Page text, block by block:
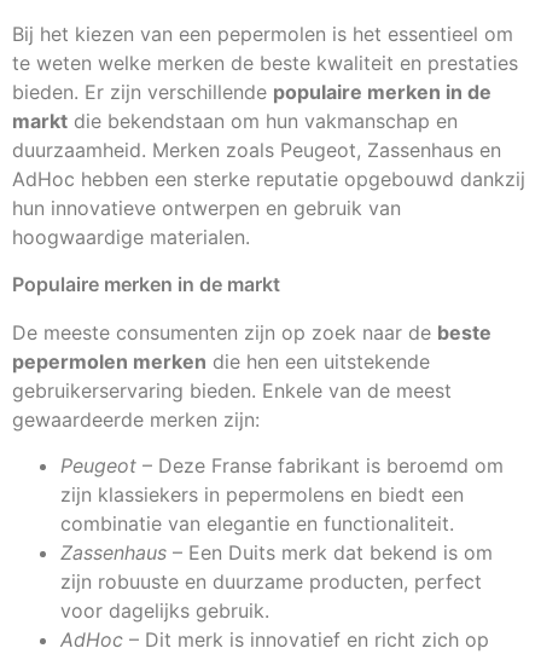
Bij het kiezen van een pepermolen is het essentieel om
te weten welke merken de beste kwaliteit en prestaties
bieden. Er zijn verschillende populaire merken in de
markt die bekendstaan om hun vakmanschap en
duurzaamheid. Merken zoals Peugeot, Zassenhaus en
AdHoc hebben een sterke reputatie opgebouwd dankzij
hun innovatieve ontwerpen en gebruik van
hoogwaardige materialen.
Populaire merken in de markt
De meeste consumenten zijn op zoek naar de beste
pepermolen merken die hen een uitstekende
gebruikerservaring bieden. Enkele van de meest
gewaardeerde merken zijn:
Peugeot – Deze Franse fabrikant is beroemd om
zijn klassiekers in pepermolens en biedt een
combinatie van elegantie en functionaliteit.
Zassenhaus – Een Duits merk dat bekend is om
zijn robuuste en duurzame producten, perfect
voor dagelijks gebruik.
AdHoc – Dit merk is innovatief en richt zich op